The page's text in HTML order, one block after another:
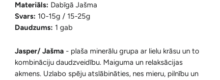
Materiāls: Dabīgā Jašma
Svars: 10-15g / 15-25g
Daudzums: 1 gab
Jasper/ Jašma - plaša minerālu grupa ar lielu krāsu un to
kombināciju daudzveidību. Maiguma un relaksācijas
akmens. Uzlabo spēju atslābināties, nes mieru, pilnību un